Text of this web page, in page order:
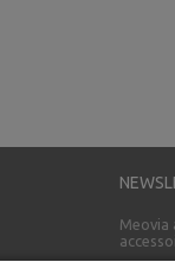
Meovia